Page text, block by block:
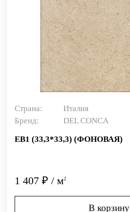
Страна:
Италия
Бренд:
DEL CONCA
EB1 (33,3*33,3) (ФОНОВАЯ)
1 407 ₽ / м2
В корзину